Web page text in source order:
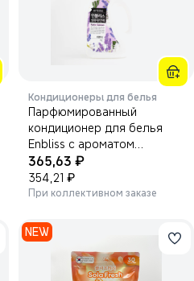
Кондиционеры для белья
Парфюмированный
кондиционер для белья
Enbliss с ароматом
лаванды 1000 мл.
365,63 ₽
354,21 ₽
При коллективном заказе
NEW